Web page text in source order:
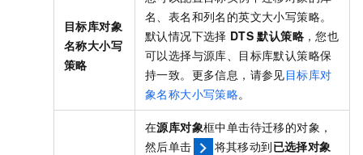
目标库对象
名称大小写
策略
名、表名和列名的英文大小写策略。
默认情况下选择 DTS 默认策略 ，您也
可以选择与源库、目标库默认策略保
持一致。更多信息，请参见目标库对
象名称大小写策略。
在源库对象框中单击待迁移的对象，
然后单击
将其移动到已选择对象